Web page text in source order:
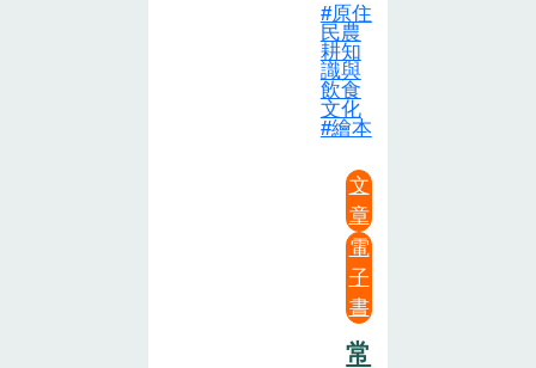
原住
民農
耕知
識與
飲食
文化
繪本
文
章
電
子
書
常